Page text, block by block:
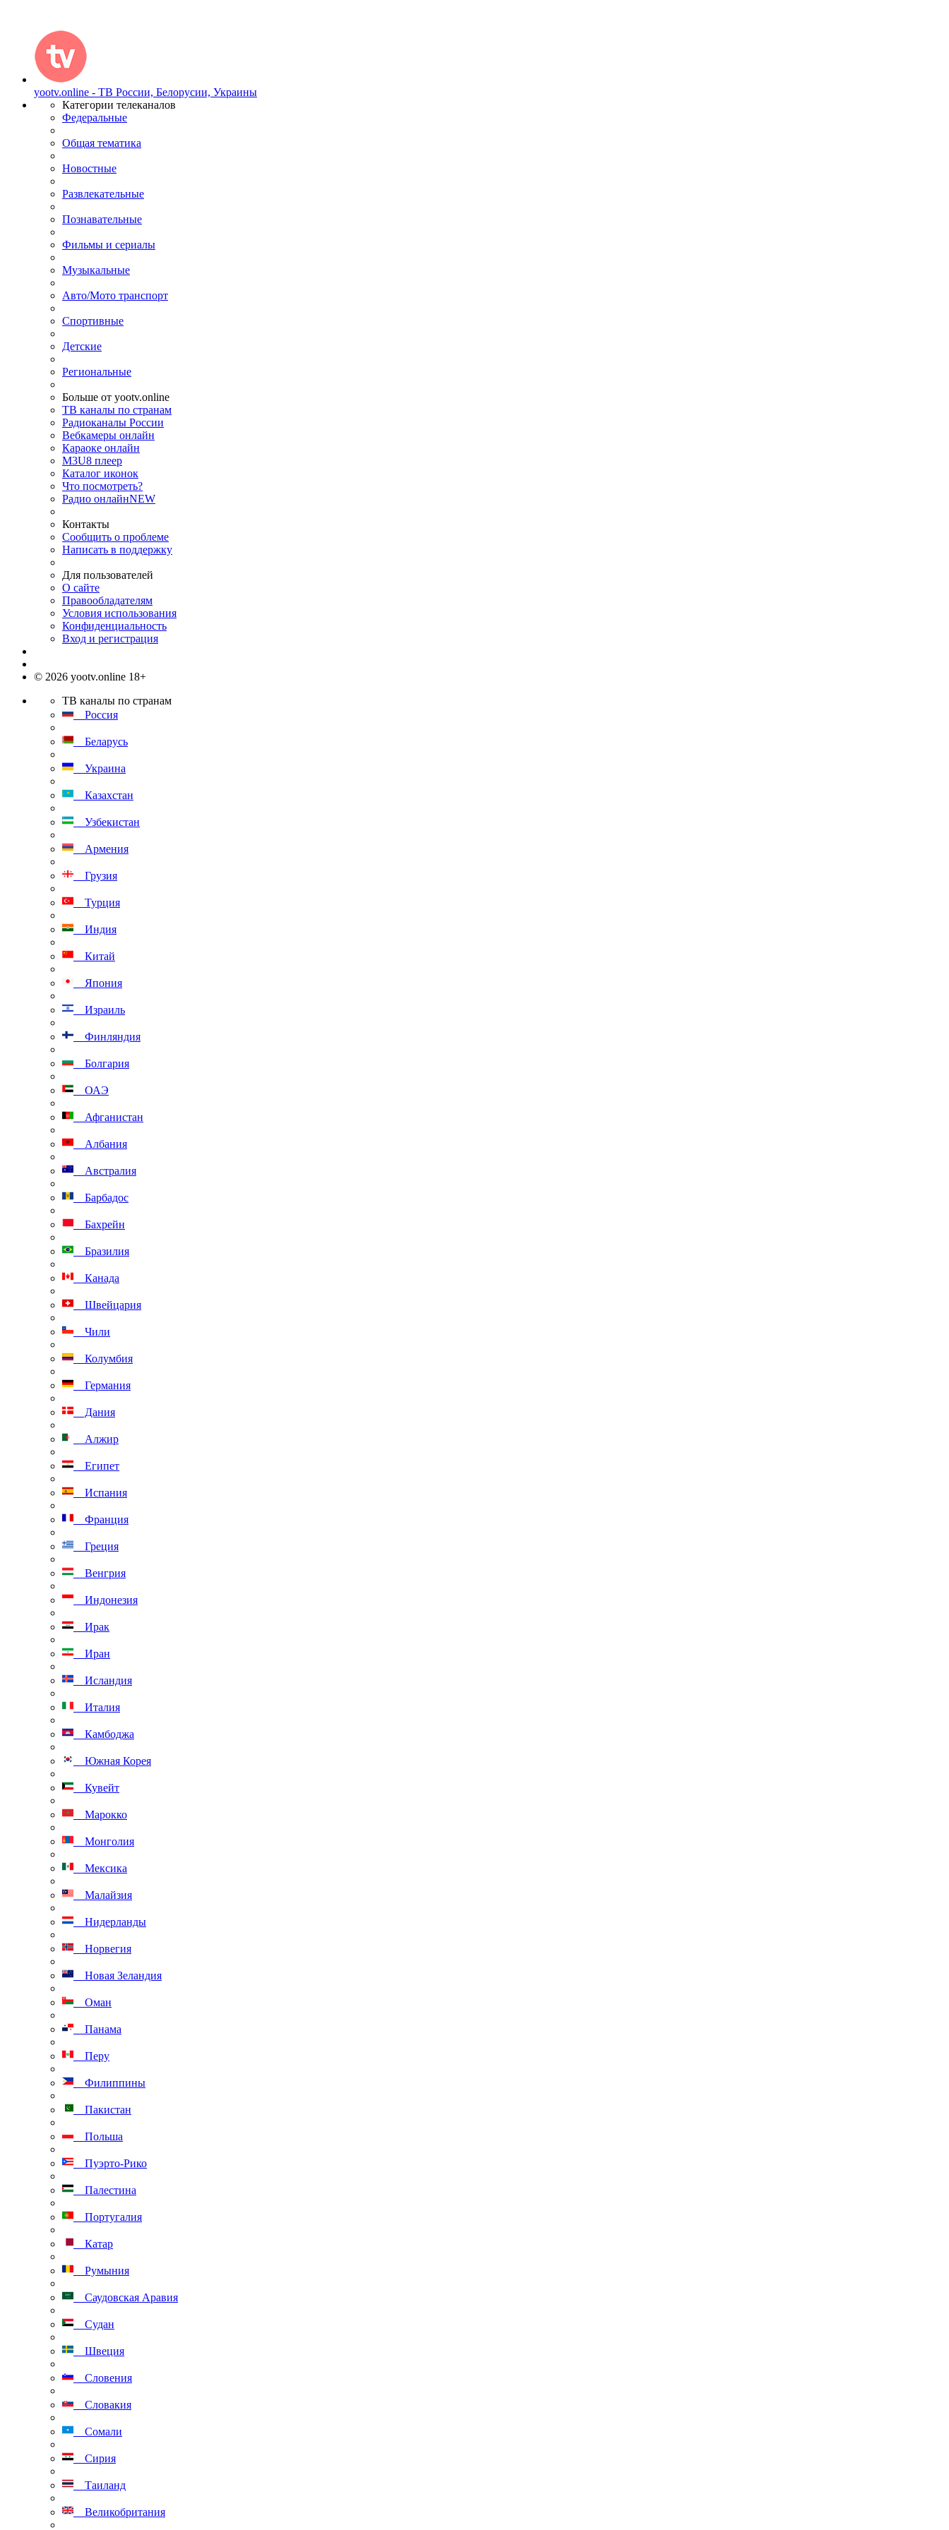
yootv.online - ТВ России, Белорусии, Украины
Категории телеканалов
Федеральные
Общая тематика
Новостные
Развлекательные
Познавательные
Фильмы и сериалы
Музыкальные
Авто/Мото транспорт
Спортивные
Детские
Региональные
Больше от yootv.online
ТВ каналы по странам
Радиоканалы России
Вебкамеры онлайн
Караоке онлайн
M3U8 плеер
Каталог иконок
Что посмотреть?
Радио онлайнNEW
Контакты
Сообщить о проблеме
Написать в поддержку
Для пользователей
О сайте
Правообладателям
Условия использования
Конфиденциальность
Вход и регистрация
© 2026 yootv.online 18+
ТВ каналы по странам
Россия
Беларусь
Украина
Казахстан
Узбекистан
Армения
Грузия
Турция
Индия
Китай
Япония
Израиль
Финляндия
Болгария
ОАЭ
Афганистан
Албания
Австралия
Барбадос
Бахрейн
Бразилия
Канада
Швейцария
Чили
Колумбия
Германия
Дания
Алжир
Египет
Испания
Франция
Греция
Венгрия
Индонезия
Ирак
Иран
Исландия
Италия
Камбоджа
Южная Корея
Кувейт
Марокко
Монголия
Мексика
Малайзия
Нидерланды
Норвегия
Новая Зеландия
Оман
Панама
Перу
Филиппины
Пакистан
Польша
Пуэрто-Рико
Палестина
Португалия
Катар
Румыния
Саудовская Аравия
Судан
Швеция
Словения
Словакия
Сомали
Сирия
Таиланд
Великобритания